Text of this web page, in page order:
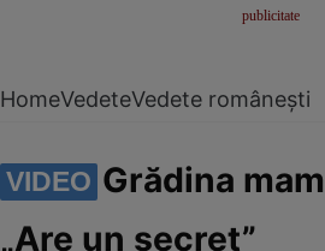
HomeVedeteVedete românești
VIDEO Grădina
„Are un secret”